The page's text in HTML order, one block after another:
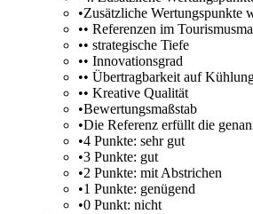
•Zusätzliche Wertungspunkte
•• Referenzen im
•• strategische Tiefe
•• Innovationsgrad
•• Übertragbarkeit auf
•• Kreative Qualität
•Bewertungsmaßstab
•Die Referenz erfüllt die
•4 Punkte: sehr gut
•3 Punkte: gut
•2 Punkte: mit Abstrichen
•1 Punkte: genügend
•0 Punkt: nicht